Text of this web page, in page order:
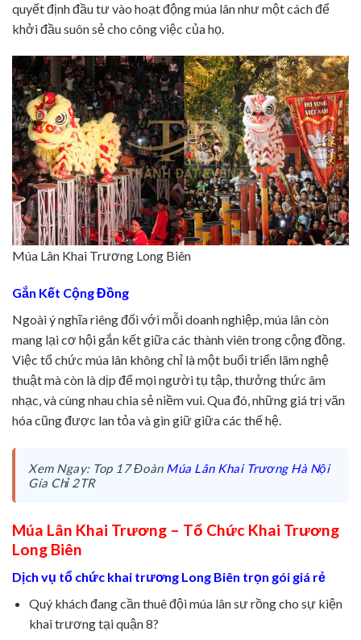
quyết định đầu tư vào hoạt động múa lân như một cách để
khởi đầu suôn sẻ cho công việc của họ.
Múa Lân Khai Trương Long Biên
Gắn Kết Cộng Đồng
Ngoài ý nghĩa riêng đối với mỗi doanh nghiệp, múa lân còn
mang lại cơ hội gắn kết giữa các thành viên trong cộng đồng.
Việc tổ chức múa lân không chỉ là một buổi triển lãm nghệ
thuật mà còn là dịp để mọi người tụ tập, thưởng thức âm
nhạc, và cùng nhau chia sẻ niềm vui. Qua đó, những giá trị văn
hóa cũng được lan tỏa và gìn giữ giữa các thế hệ.
Xem Ngay: Top 17 Đoàn Múa Lân Khai Trương Hà Nội
Gía Chỉ 2TR
Múa Lân Khai Trương – Tổ Chức Khai Trương
Long Biên
Dịch vụ tổ chức khai trương Long Biên trọn gói giá rẻ
Quý khách đang cần thuê đội múa lân sư rồng cho sự kiện
khai trương tại quận 8?